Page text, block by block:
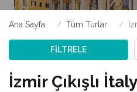
Ana Sayfa Tüm Turlar
FİLTRELE
İzmir Çıkışlı